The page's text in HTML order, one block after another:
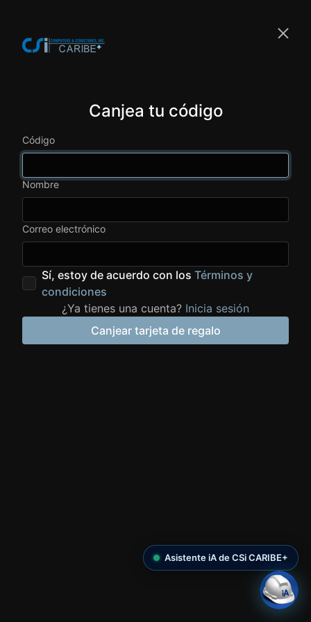
Canjea tu código
Código
Nombre
Correo electrónico
Sí, estoy de acuerdo con los Términos y
condiciones
¿Ya tienes una cuenta? Inicia sesión
Canjear tarjeta de regalo
Asistente iA de CSi CARIBE+